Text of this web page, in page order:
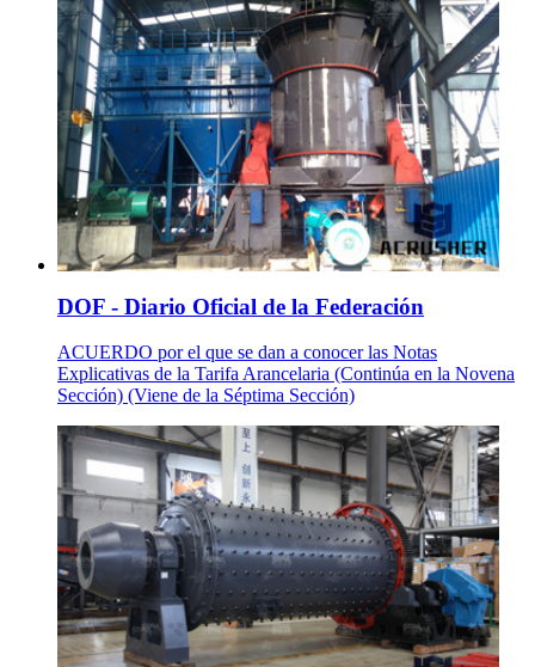
DOF - Diario Oficial de la Federación
ACUERDO por el que se dan a conocer las Notas
Explicativas de la Tarifa Arancelaria (Continúa en la Novena
Sección) (Viene de la Séptima Sección)